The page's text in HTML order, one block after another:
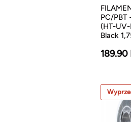
PC/PBT
(HT-
Black
189.90